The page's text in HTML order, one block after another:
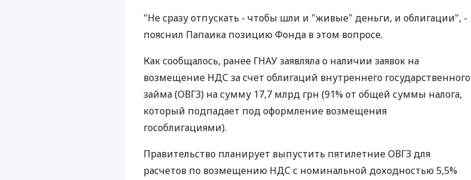
"Не сразу отпускать - чтобы шли и "живые" деньги, и облигации", -
пояснил Папаика позицию Фонда в этом вопросе.
Как сообщалось, ранее ГНАУ заявляла о наличии заявок на
возмещение НДС за счет облигаций внутреннего государственного
займа (ОВГЗ) на сумму 17,7 млрд грн (91% от общей суммы налога,
который подпадает под оформление возмещения
гособлигациями).
Правительство планирует выпустить пятилетние ОВГЗ для
расчетов по возмещению НДС с номинальной доходностью 5,5%